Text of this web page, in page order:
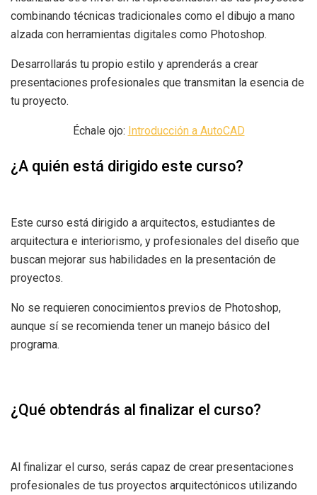
combinando técnicas tradicionales como el dibujo a mano
alzada con herramientas digitales como Photoshop.
Desarrollarás tu propio estilo y aprenderás a crear
presentaciones profesionales que transmitan la esencia de
tu proyecto.
Échale ojo: Introducción a AutoCAD
¿A quién está dirigido este curso?
Este curso está dirigido a arquitectos, estudiantes de
arquitectura e interiorismo, y profesionales del diseño que
buscan mejorar sus habilidades en la presentación de
proyectos.
No se requieren conocimientos previos de Photoshop,
aunque sí se recomienda tener un manejo básico del
programa.
¿Qué obtendrás al finalizar el curso?
Al finalizar el curso, serás capaz de crear presentaciones
profesionales de tus proyectos arquitectónicos utilizando